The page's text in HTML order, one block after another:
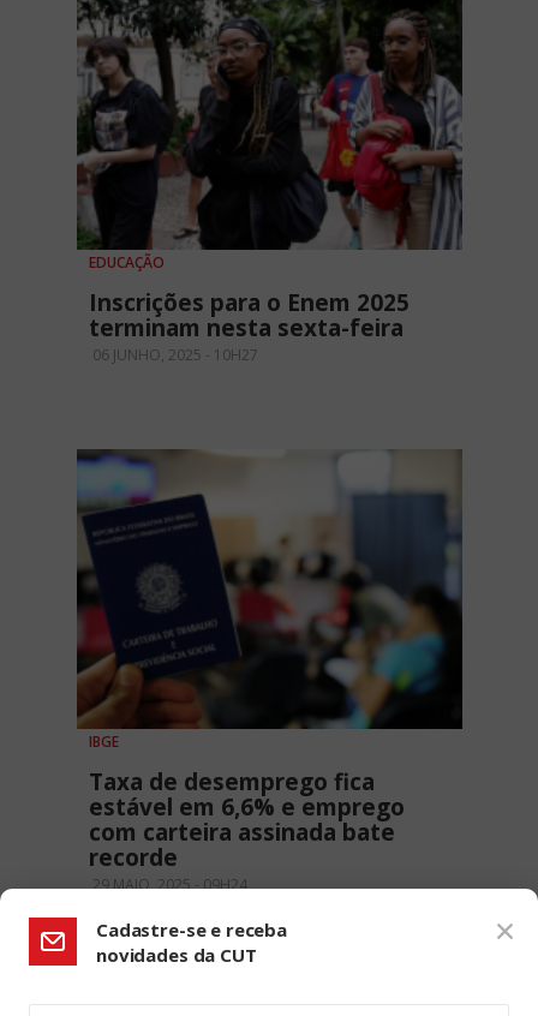
EDUCAÇÃO
Inscrições para o Enem 2025
terminam nesta sexta-feira
06 JUNHO, 2025 - 10H27
IBGE
Taxa de desemprego fica
estável em 6,6% e emprego
com carteira assinada bate
recorde
29 MAIO, 2025 - 09H24
Cadastre-se e receba
novidades da CUT